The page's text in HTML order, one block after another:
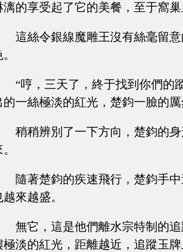
漓的享受起了它的美餐，至于窩
這絲令銀線魔雕王沒有絲毫留
“哼，三天了，終于找到你們的
的一絲極淡的紅光，楚鈞一臉的
稍稍辨別了一下方向，楚鈞的
隨著楚鈞的疾速飛行，楚鈞手
越來越盛。
無它，這是他們離水宗特制的
極淡的紅光，距離越近，追蹤玉